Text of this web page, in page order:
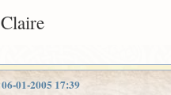
Claire
06-01-2005 17:39